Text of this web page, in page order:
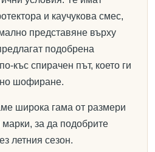
и каучукова смес,
представяне върху
подобрена
къс спирачен път, което ги
шофиране.
широка гама от размери
за да подобрите
летния сезон.